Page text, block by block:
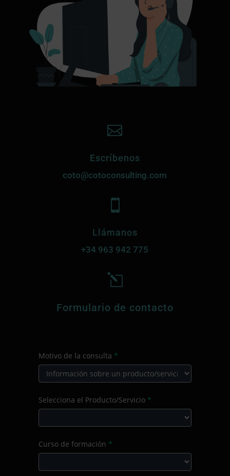

Escríbenos
coto@cotoconsulting.com

Llámanos
+34 963 942 775
l
Formulario de contacto
CONTACTO
PRINCIPAL
Motivo de la consulta *
de
Selecciona el Producto/Servicio *
Producto/Servicio
Curso de formación *